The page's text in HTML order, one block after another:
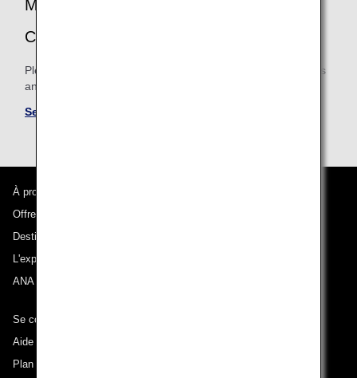
MILEAGE ACCRUAL TERMS AND
CONDITIONS
Please be sure to confirm the shared mileage accrual terms
and conditions for partner airlines.
See Mileage Accrual Terms and Conditions
À propos d'ANA
Offres et annonces
Destinations desservies
L'expérience ANA
ANA Mileage Club
Se connecter à ANA
Aide technique (Accessibilité)
Plan du site